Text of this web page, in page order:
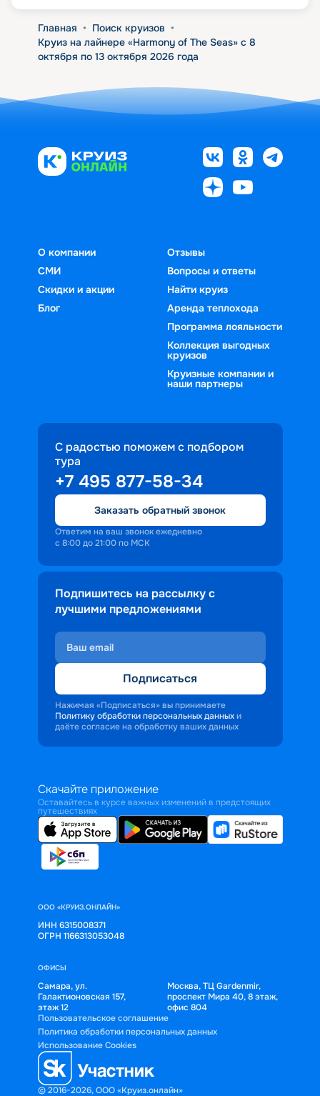
Главная • Поиск круизов •
Круиз на лайнере «Harmony of The Seas» с 8
октября по 13 октября 2026 года
О компании
СМИ
Скидки и акции
Блог
Отзывы
Вопросы и ответы
Найти круиз
Аренда теплохода
Программа лояльности
Коллекция выгодных
круизов
Круизные компании и
наши партнеры
С радостью поможем с подбором
тура
+7 495 877-58-34
Заказать обратный звонок
Ответим на ваш звонок ежедневно
с 8:00 до 21:00 по МСК
Подпишитесь на рассылку с
лучшими предложениями
Подписаться
Нажимая «Подписаться» вы принимаете
Политику обработки персональных данных и
даёте согласие на обработку ваших данных
Скачайте приложение
Оставайтесь в курсе важных изменений в предстоящих
путешествиях
ООО «КРУИЗ.ОНЛАЙН»
ИНН 6315008371
ОГРН 1166313053048
ОФИСЫ
Самара, ул.
Галактионовская 157,
этаж 12
Москва, ТЦ Gardenmir,
проспект Мира 40, 8 этаж,
офис 804
© 2016-2026, ООО «Круиз.онлайн»
Пользовательское соглашение
Политика обработки персональных данных
Использование Cookies